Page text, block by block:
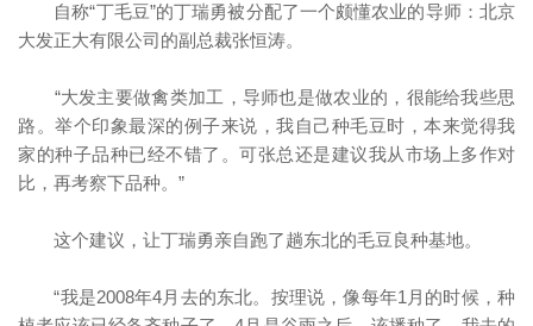
自称“丁毛豆”的丁瑞勇被分配了一个颇懂农业的导师：北京
大发正大有限公司的副总裁张恒涛。
“大发主要做禽类加工，导师也是做农业的，很能给我些思
路。举个印象最深的例子来说，我自己种毛豆时，本来觉得我
家的种子品种已经不错了。可张总还是建议我从市场上多作对
比，再考察下品种。”
这个建议，让丁瑞勇亲自跑了趟东北的毛豆良种基地。
“我是2008年4月去的东北。按理说，像每年1月的时候，种